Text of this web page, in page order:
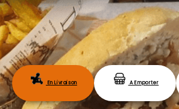
ACCUEIL
LA CARTE
VOTRE COMPTE
NOTRE RESTAURANT
En Livraison A Emporter